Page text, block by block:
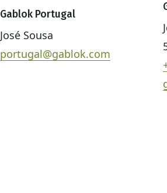
Gablok Portugal
José Sousa
portugal@gablok.com